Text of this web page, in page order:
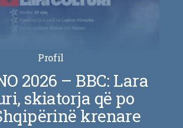
Profil
2026 – BBC: Lara
skiatorja që po
krenare